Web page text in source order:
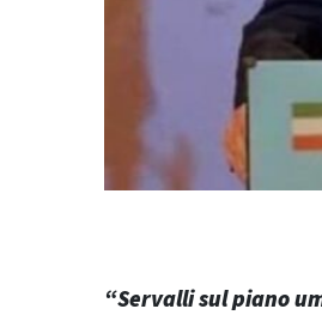
“Servalli sul piano